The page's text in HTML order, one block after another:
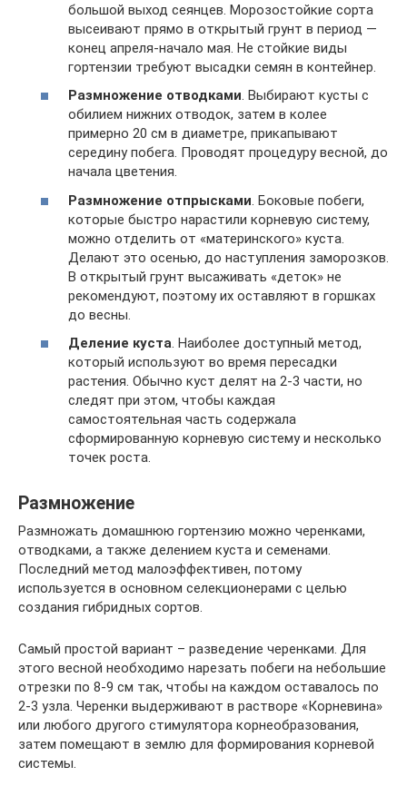
большой выход сеянцев. Морозостойкие сорта
высеивают прямо в открытый грунт в период —
конец апреля-начало мая. Не стойкие виды
гортензии требуют высадки семян в контейнер.
Размножение отводками. Выбирают кусты с
обилием нижних отводок, затем в колее
примерно 20 см в диаметре, прикапывают
середину побега. Проводят процедуру весной, до
начала цветения.
Размножение отпрысками . Боковые побеги,
которые быстро нарастили корневую систему,
можно отделить от «материнского» куста.
Делают это осенью, до наступления заморозков.
В открытый грунт высаживать «деток» не
рекомендуют, поэтому их оставляют в горшках
до весны.
Деление куста. Наиболее доступный метод,
который используют во время пересадки
растения. Обычно куст делят на 2-3 части, но
следят при этом, чтобы каждая
самостоятельная часть содержала
сформированную корневую систему и несколько
точек роста.
Размножение
Размножать домашнюю гортензию можно черенками,
отводками, а также делением куста и семенами.
Последний метод малоэффективен, потому
используется в основном селекционерами с целью
создания гибридных сортов.
Самый простой вариант – разведение черенками. Для
этого весной необходимо нарезать побеги на небольшие
отрезки по 8-9 см так, чтобы на каждом оставалось по
2-3 узла. Черенки выдерживают в растворе «Корневина»
или любого другого стимулятора корнеобразования,
затем помещают в землю для формирования корневой
системы.